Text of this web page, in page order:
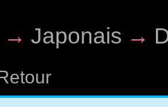
→ Japonais →